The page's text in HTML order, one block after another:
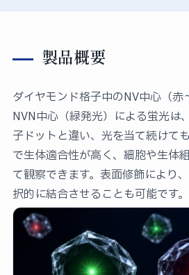
製品概要
ダイヤモンド格子中のNV中心（
NVN中心（緑発光）による蛍光は
子ドットと違い、光を当て続けて
で生体適合性が高く、細胞や生体
て観察できます。表面修飾により
択的に結合させることも可能です。